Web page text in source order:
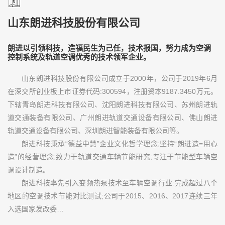
山东朗进科技股份有限公司
朗进以引领科技，造福民生为己任，技术报国，努力成为空调
控制系统及轨道空调优秀的技术领军企业。
山东朗进科技股份有限公司成立于2000年，公司于2019年6月
在深交所创业板上市证券代码:300594，注册资本9187.3450万元。
下辖青岛朗进科技有限公司、沈阳朗进科技有限公司、苏州朗进轨
道交通装备有限公司、广州朗进轨道交通设备有限公司、佛山朗进
轨道交通设备有限公司、深圳朗进智能装备有限公司等。
朗进科技秉承“德益中慧”企业文化哲学理念;坚持“朗进造=用心
造”的经营理念;致力于轨道交通车辆节能研究;专注于节能型车辆空
调设计制造。
朗进科技率先引入变频热泵技术至车辆空调行业:完成超过八个
地区的空调技术节能对比测试;公司于2015、2016、2017连续三年
入选国家发改委…